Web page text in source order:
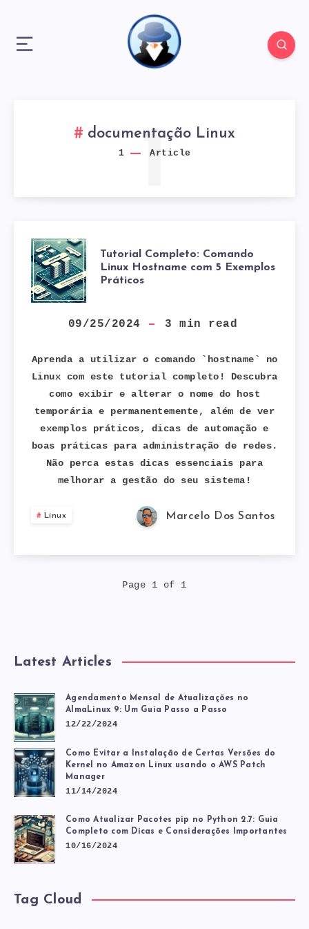
documentação Linux
1 Article
1
TUTORIAL
COMPLETO:
COMANDO
LINUX
HOSTNAME
COM
5
EXEMPLOS
PRÁTICOS
Tutorial Completo: Comando
Linux Hostname com 5 Exemplos
Práticos
09/25/2024 3 min read
Aprenda a utilizar o comando `hostname` no
Linux com este tutorial completo! Descubra
como exibir e alterar o nome do host
temporária e permanentemente, além de ver
exemplos práticos, dicas de automação e
boas práticas para administração de redes.
Não perca estas dicas essenciais para
melhorar a gestão do seu sistema!
Linux Marcelo Dos Santos
Page 1 of 1
Latest Articles
Agendamento Mensal de Atualizações no
AlmaLinux 9: Um Guia Passo a Passo
12/22/2024
Como Evitar a Instalação de Certas Versões do
Kernel no Amazon Linux usando o AWS Patch
Manager
11/14/2024
Como Atualizar Pacotes pip no Python 2.7: Guia
Completo com Dicas e Considerações Importantes
10/16/2024
Tag Cloud